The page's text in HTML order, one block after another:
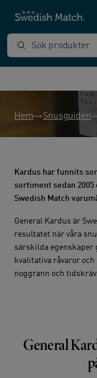
Sök produkter
Hem Snusguiden
Kardus har funnits
sortiment sedan
Swedish Match
General Kardus är
resultatet när våra
särskilda egenskaper
kvalitativa råvaror
noggrann och
General